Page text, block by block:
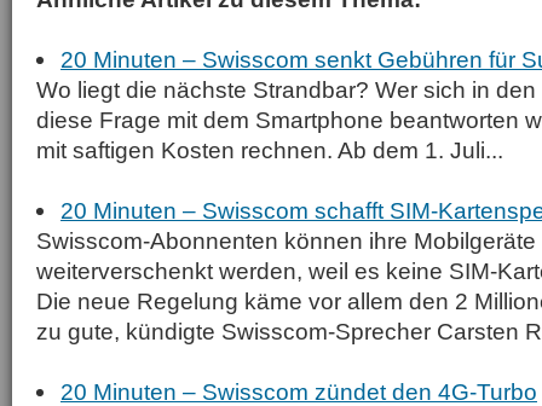
20 Minuten – Swisscom senkt Gebühren für
Wo liegt die nächste Strandbar? Wer sich in
diese Frage mit dem Smartphone beantworten
mit saftigen Kosten rechnen. Ab dem 1. Juli...
20 Minuten – Swisscom schafft SIM-
Swisscom-Abonnenten können ihre
weiterverschenkt werden, weil es keine SIM-
Die neue Regelung käme vor allem den 2
zu gute, kündigte Swisscom-Sprecher Carsten
20 Minuten – Swisscom zündet den 4G-Turbo